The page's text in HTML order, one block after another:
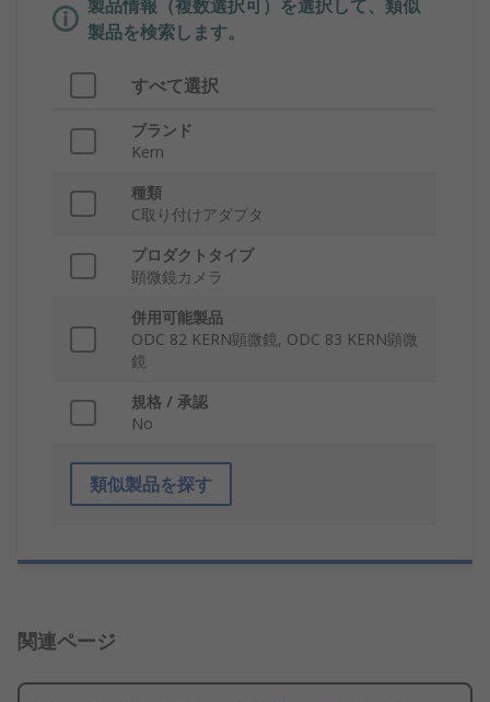
製品情報（複数選択可）を選択して、類似
製品を検索します。
すべて選択
ブランド
Kern
種類
C取り付けアダプタ
プロダクトタイプ
顕微鏡カメラ
併用可能製品
ODC 82 KERN顕微鏡, ODC 83 KERN顕微
鏡
規格 / 承認
No
類似製品を探す
関連ページ